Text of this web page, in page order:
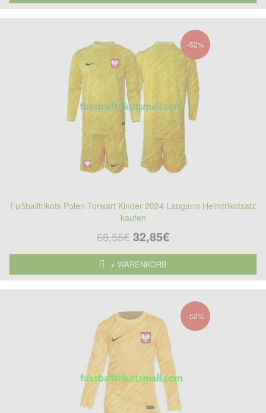
-52%
Fußballtrikots Polen Torwart Kinder 2024 Langarm Heimtrikotsatz
kaufen
68,55€ 32,85€
+ WARENKORB
-52%